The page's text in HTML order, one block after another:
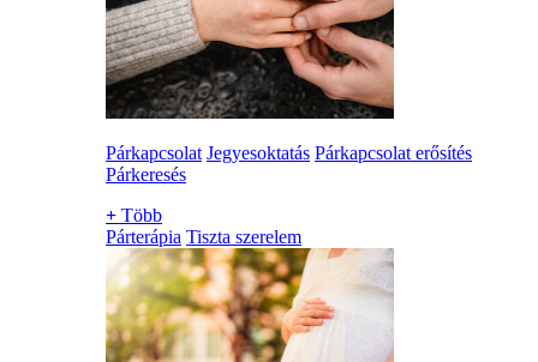
Párkapcsolat Jegyesoktatás Párkapcsolat erősítés
Párkeresés
+ Több
Párterápia Tiszta szerelem